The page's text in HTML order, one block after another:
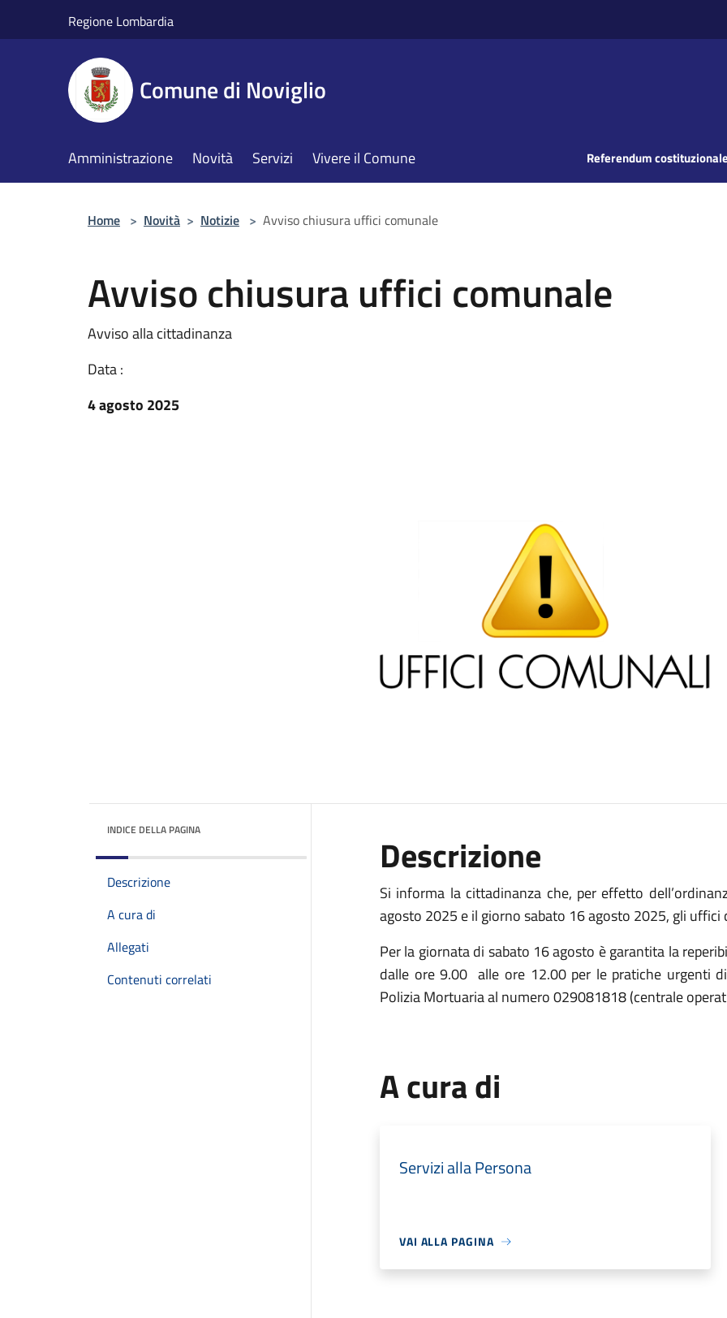
Regione Lombardia
Comune di Noviglio
Amministrazione Novità Servizi Vivere il Comune Referendum
Home > Novità > Notizie > Avviso chiusura uffici comunale
Avviso chiusura uffici comunale
Avviso alla cittadinanza
Data :
4 agosto 2025
INDICE DELLA PAGINA
Descrizione
A cura di
Allegati
Contenuti correlati
Descrizione
Si informa la cittadinanza che, per effetto
agosto 2025 e il giorno sabato 16 agosto 2025, gli
Per la giornata di sabato 16 agosto è garantita la
dalle ore 9.00 alle ore 12.00 per le pratiche urgenti
Polizia Mortuaria al numero 029081818 (centrale
A cura di
Servizi alla Persona
VAI ALLA PAGINA